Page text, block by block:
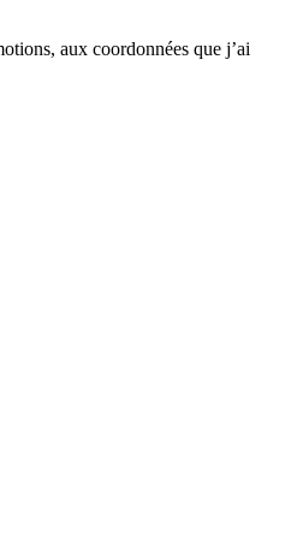
aux coordonnées que j’ai